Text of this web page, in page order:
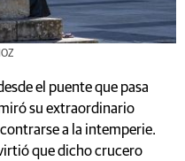
el puente que pasa
su extraordinario
a la intemperie.
que dicho crucero